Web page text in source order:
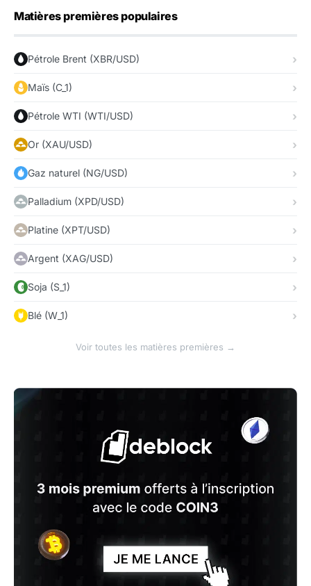
Matières premières populaires
Pétrole Brent (XBR/USD)
Maïs (C_1)
Pétrole WTI (WTI/USD)
Or (XAU/USD)
Gaz naturel (NG/USD)
Palladium (XPD/USD)
Platine (XPT/USD)
Argent (XAG/USD)
Soja (S_1)
Blé (W_1)
Voir toutes les matières premières →